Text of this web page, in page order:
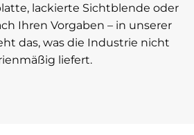
lackierte Sichtblende oder
Ihren Vorgaben – in unserer
das, was die Industrie nicht
liefert.